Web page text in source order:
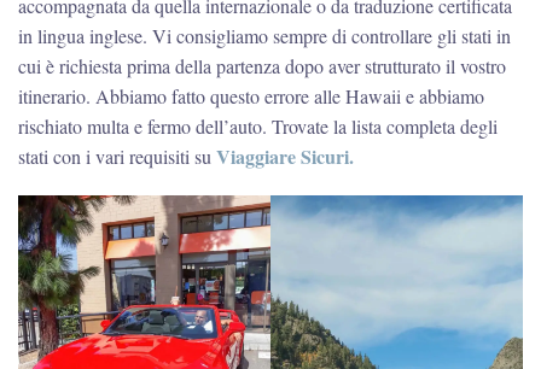
accompagnata da quella internazionale o da traduzione certificata
in lingua inglese. Vi consigliamo sempre di controllare gli stati in
cui è richiesta prima della partenza dopo aver strutturato il vostro
itinerario. Abbiamo fatto questo errore alle Hawaii e abbiamo
rischiato multa e fermo dell’auto. Trovate la lista completa degli
stati con i vari requisiti su Viaggiare Sicuri.